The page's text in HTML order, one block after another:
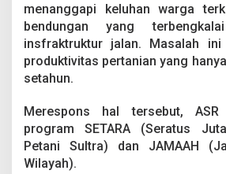
menanggapi keluhan warga
bendungan yang
insfraktruktur jalan. Masalah ini
produktivitas pertanian yang
setahun.
Merespons hal tersebut, ASR
program SETARA (Seratus
Petani Sultra) dan JAMAAH
Wilayah).